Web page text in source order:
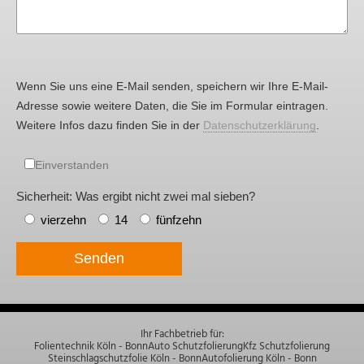
Wenn Sie uns eine E-Mail senden, speichern wir Ihre E-Mail-
Adresse sowie weitere Daten, die Sie im Formular eintragen.
Weitere Infos dazu finden Sie in der Datenschutzerklärung
Einverstanden
Sicherheit: Was ergibt nicht zwei mal sieben?
vierzehn
14 fünfzehn
Senden
Ihr Fachbetrieb für:
Folientechnik Köln - BonnAuto SchutzfolierungKfz Schutzfolierung
Steinschlagschutzfolie Köln - BonnAutofolierung Köln - Bonn